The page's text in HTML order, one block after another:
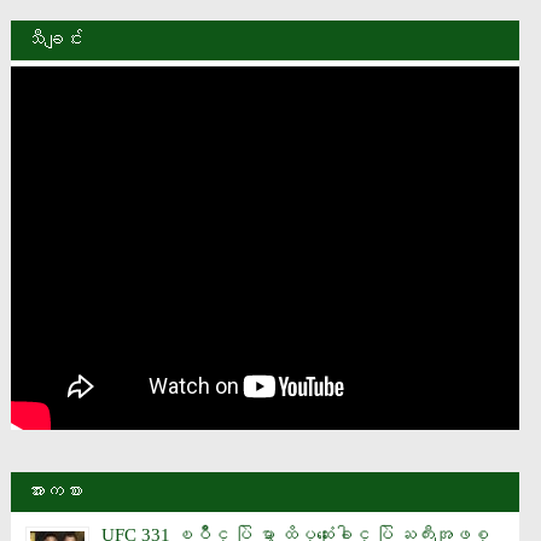
သီချင်း
အားကစား
UFC 331 ၿပိဳင္ ပြဲ မွာ ထိပ္ဆုံးေခါင္ ပြဲ ႀကီးအျဖစ္